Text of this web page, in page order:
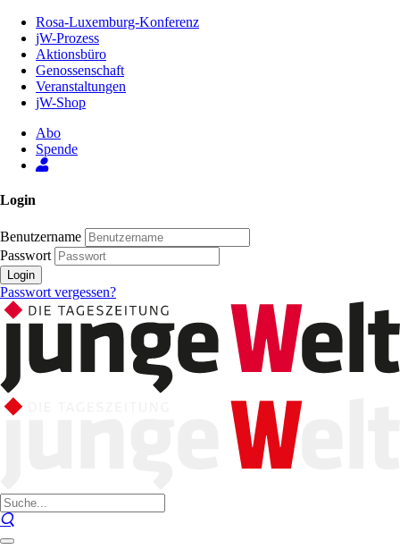
Inhalt
Seite
Rosa-Luxemburg-Konferenz
jW-Prozess
Aktionsbüro
Genossenschaft
Veranstaltungen
jW-Shop
Abo
Spende
Login
Benutzername
Passwort
Login
Passwort vergessen?